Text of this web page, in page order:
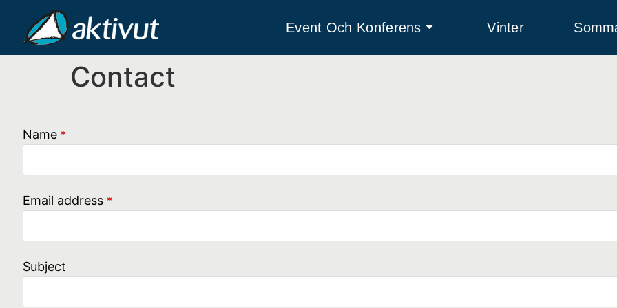
Event Och Konferens Vinter
Contact
Name *
Email address *
Subject